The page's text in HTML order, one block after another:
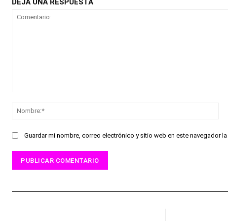
Guardar mi nombre, correo electrónico y sitio web en este navegador